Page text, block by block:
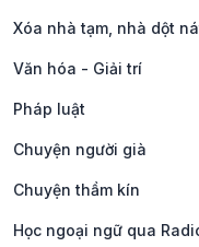
Xóa nhà tạm, nhà dột
Văn hóa - Giải trí
Pháp luật
Chuyện người già
Chuyện thầm kín
Học ngoại ngữ qua